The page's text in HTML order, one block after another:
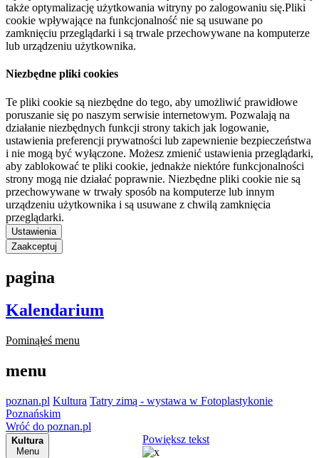
także optymalizację użytkowania witryny po zalogowaniu się.Pliki
cookie wpływające na funkcjonalność nie są usuwane po
zamknięciu przeglądarki i są trwale przechowywane na komputerze
lub urządzeniu użytkownika.
Niezbędne pliki cookies
Te pliki cookie są niezbędne do tego, aby umożliwić prawidłowe
poruszanie się po naszym serwisie internetowym. Pozwalają na
działanie niezbędnych funkcji strony takich jak logowanie,
ustawienia preferencji prywatności lub zapewnienie bezpieczeństwa
i nie mogą być wyłączone. Możesz zmienić ustawienia przeglądarki,
aby zablokować te pliki cookie, jednakże niektóre funkcjonalności
strony mogą nie działać poprawnie. Niezbędne pliki cookie nie są
przechowywane w trwały sposób na komputerze lub innym
urządzeniu użytkownika i są usuwane z chwilą zamknięcia
przeglądarki.
Ustawienia
Zaakceptuj
pagina
Kalendarium
Pominąłeś menu
menu
poznan.pl Kultura Tatry zimą - wystawa w Fotoplastykonie
Poznańskim
Wróć do poznan.pl
Kultura
Menu
Powiększ tekst